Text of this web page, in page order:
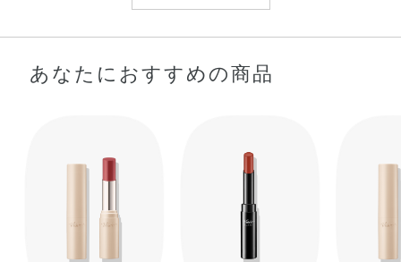
【1本で3役✨口紅・グロ
ス・リップクリー …
【微熱でとろけるプラン
あなたにおすすめの商品